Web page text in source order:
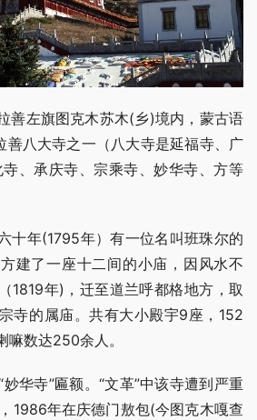
善左旗图克木苏木(乡)境内，蒙古语
善八大寺之一（八大寺是延福寺、广
、承庆寺、宗乘寺、妙华寺、方等
十年(1795年）有一位名叫班珠尔的
建了一座十二间的小庙，因风水不
1819年)，迁至道兰呼都格地方，取
寺的属庙。共有大小殿宇9座，152
嘛数达250余人。
华寺”匾额。“文革”中该寺遭到严重
1986年在庆德门敖包(今图克木嘎查